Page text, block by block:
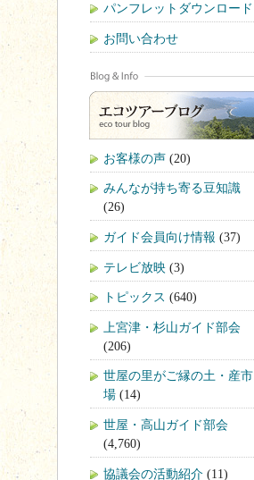
パンフレットダウンロード
お問い合わせ
お客様の声 (20)
みんなが持ち寄る豆知識
(26)
ガイド会員向け情報 (37)
テレビ放映 (3)
トピックス (640)
上宮津・杉山ガイド部会
(206)
世屋の里がご縁の土・産市
場 (14)
世屋・高山ガイド部会
(4,760)
協議会の活動紹介 (11)